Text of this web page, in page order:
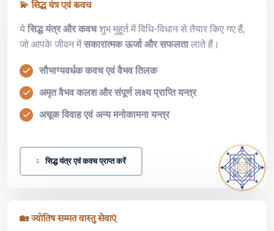
💫 सिद्ध यंत्र एवं कवच
ये सिद्ध यंत्र और कवचशुभ मुहूर्त में विधि-विधान से तैयार किए गए हैं,
जो आपके जीवन मेंसकारात्मक ऊर्जा और सफलतालाते हैं।
सौभाग्यवर्धक कवच एवं वैभव तिलक
अमृत वैभव कलश और संपूर्ण लक्ष्य प्राप्ति यन्त्र
अचूक विवाह एवं अन्य मनोकामना यन्त्र
सिद्ध यंत्र एवं कवच प्राप्त करें
🏡 ज्योतिष सम्मत वास्तु सेवाएं